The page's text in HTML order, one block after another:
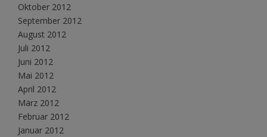
Oktober 2012
September 2012
August 2012
Juli 2012
Juni 2012
Mai 2012
April 2012
März 2012
Februar 2012
Januar 2012